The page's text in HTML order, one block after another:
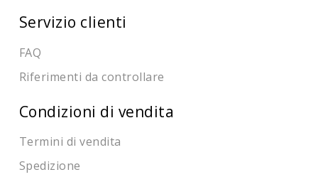
Servizio clienti
FAQ
Riferimenti da controllare
Condizioni di vendita
Termini di vendita
Spedizione